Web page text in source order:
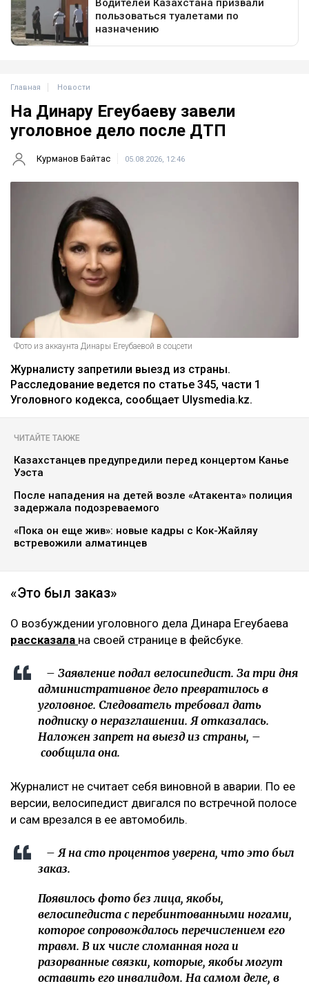
Главная Новости
На Динару Егеубаеву завели
уголовное дело после ДТП
Курманов Байтас 05.08.2026, 12:46
Фото из аккаунта Динары Егеубаевой в соцсети
Журналисту запретили выезд из страны.
Расследование ведется по статье 345, части 1
Уголовного кодекса, сообщает Ulysmedia.kz.
ЧИТАЙТЕ ТАКЖЕ
Казахстанцев предупредили перед концертом Канье
Уэста
После нападения на детей возле «Атакента» полиция
задержала подозреваемого
«Пока он еще жив»: новые кадры с Кок-Жайляу
встревожили алматинцев
«Это был заказ»
О возбуждении уголовного дела Динара Егеубаева
рассказала на своей странице в фейсбуке.
– Заявление подал велосипедист. За три дня
административное дело превратилось в
уголовное. Следователь требовал дать
подписку о неразглашении. Я отказалась.
Наложен запрет на выезд из страны, –
сообщила она.
Журналист не считает себя виновной в аварии. По ее
версии, велосипедист двигался по встречной полосе
и сам врезался в ее автомобиль.
– Я на сто процентов уверена, что это был
заказ.
Появилось фото без лица, якобы,
велосипедиста с перебинтованными ногами,
которое сопровождалось перечислением его
травм. В их числе сломанная нога и
разорванные связки, которые, якобы могут
оставить его инвалидом. На самом деле, в